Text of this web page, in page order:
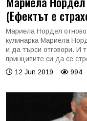
(Ефектът е
Мариела Нордел
кулинарка Мариела
и да търси отговори. И
принципите си да се
12 Jun 2019
994